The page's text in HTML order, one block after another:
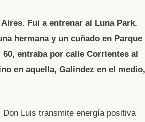
Fui a entrenar al Luna Park.
hermana y un cuñado en Parque
entraba por calle Corrientes al
en aquella, Galindez en el medio,
Luis transmite energía positiva